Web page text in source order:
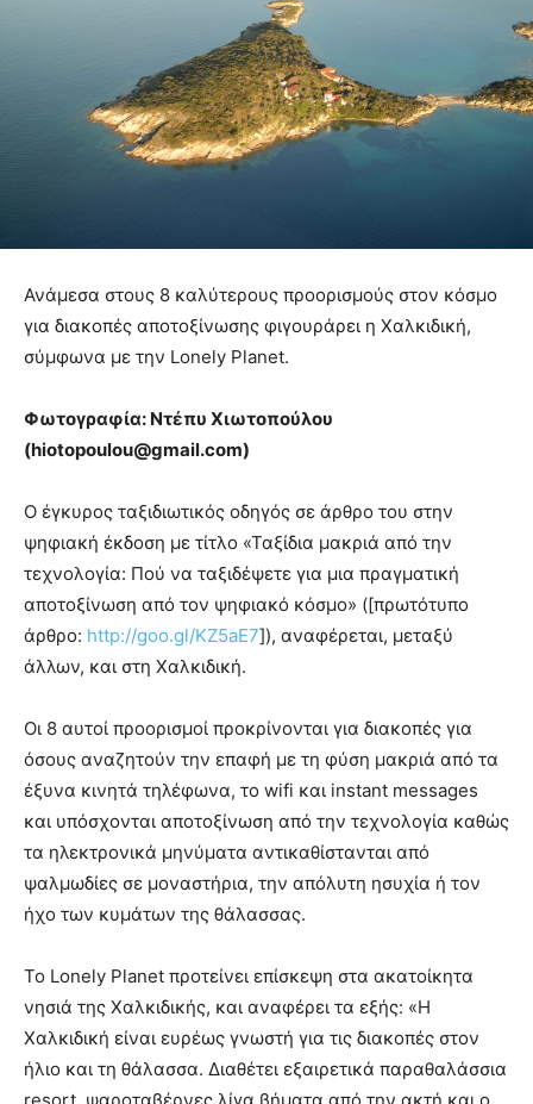
Ανάμεσα στους 8 καλύτερους προορισμούς στον κόσμο
για διακοπές αποτοξίνωσης φιγουράρει η Χαλκιδική,
σύμφωνα με την Lonely Planet.
Φωτογραφία: Ντέπυ Χιωτοπούλου
(hiotopoulou@gmail.com)
Ο έγκυρος ταξιδιωτικός οδηγός σε άρθρο του στην
ψηφιακή έκδοση με τίτλο «Ταξίδια μακριά από την
τεχνολογία: Πού να ταξιδέψετε για μια πραγματική
αποτοξίνωση από τον ψηφιακό κόσμο» ([πρωτότυπο
άρθρο: http://goo.gl/KZ5aE7]), αναφέρεται, μεταξύ
άλλων, και στη Χαλκιδική.
Οι 8 αυτοί προορισμοί προκρίνονται για διακοπές για
όσους αναζητούν την επαφή με τη φύση μακριά από τα
έξυνα κινητά τηλέφωνα, το wifi και instant messages
και υπόσχονται αποτοξίνωση από την τεχνολογία καθώς
τα ηλεκτρονικά μηνύματα αντικαθίστανται από
ψαλμωδίες σε μοναστήρια, την απόλυτη ησυχία ή τον
ήχο των κυμάτων της θάλασσας.
Το Lonely Planet προτείνει επίσκεψη στα ακατοίκητα
νησιά της Χαλκιδικής, και αναφέρει τα εξής: «H
Xαλκιδική είναι ευρέως γνωστή για τις διακοπές στον
ήλιο και τη θάλασσα. Διαθέτει εξαιρετικά παραθαλάσσια